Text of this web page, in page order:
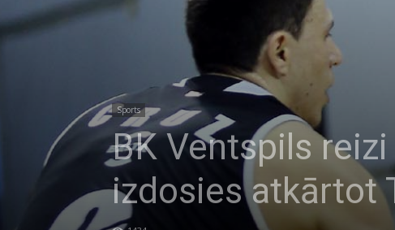
Sports
BK Ventspils
izdosies atkārtot